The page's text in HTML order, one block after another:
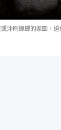
沖刷蟑螂的家園，迫